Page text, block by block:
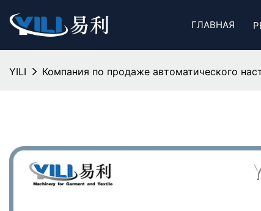
ГЛАВНАЯ
YILI Компания по продаже автоматического